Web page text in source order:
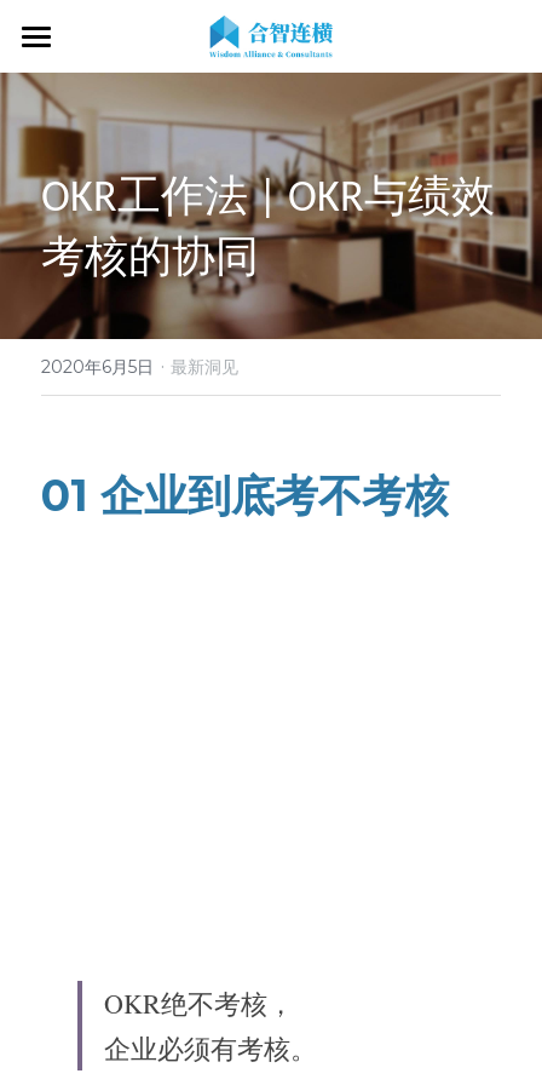
首页
关于我们
关于我们
OKR专家
战略伙伴
客户见证
专业服务
OKR服务体系
OKR系统落地陪跑
OKR战略解码
OKR教练认证/训战
OKR教练认证
了解COC
OKR证书查询
学习资源
专家视频
在线课程
新闻动态
现在预约
OKR工作法 | OKR与绩效
考核的协同
2020年6月5日 · 最新洞见
01 企业到底考不考核
OKR绝不考核，
企业必须有考核。